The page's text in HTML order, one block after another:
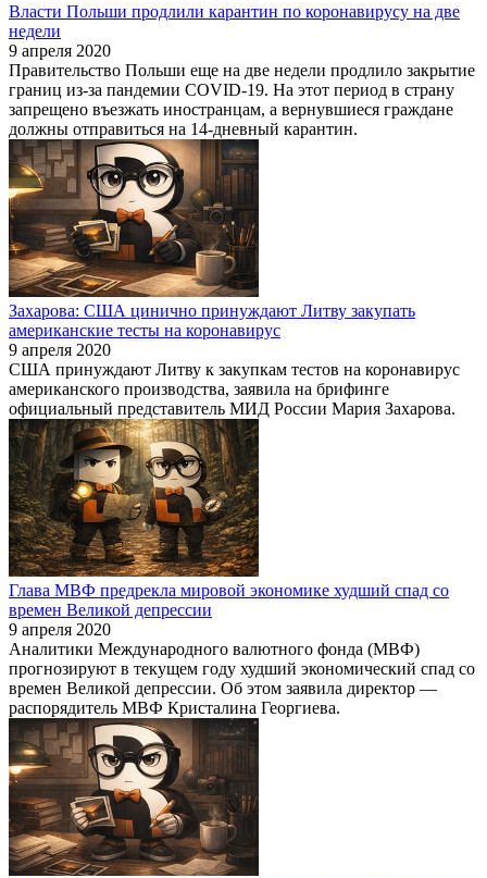
Власти Польши продлили карантин по коронавирусу на две
недели
9 апреля 2020
Правительство Польши еще на две недели продлило закрытие
границ из-за пандемии COVID-19. На этот период в страну
запрещено въезжать иностранцам, а вернувшиеся граждане
должны отправиться на 14-дневный карантин.
Захарова: США цинично принуждают Литву закупать
американские тесты на коронавирус
9 апреля 2020
США принуждают Литву к закупкам тестов на коронавирус
американского производства, заявила на брифинге
официальный представитель МИД России Мария Захарова.
Глава МВФ предрекла мировой экономике худший спад со
времен Великой депрессии
9 апреля 2020
Аналитики Международного валютного фонда (МВФ)
прогнозируют в текущем году худший экономический спад со
времен Великой депрессии. Об этом заявила директор —
распорядитель МВФ Кристалина Георгиева.